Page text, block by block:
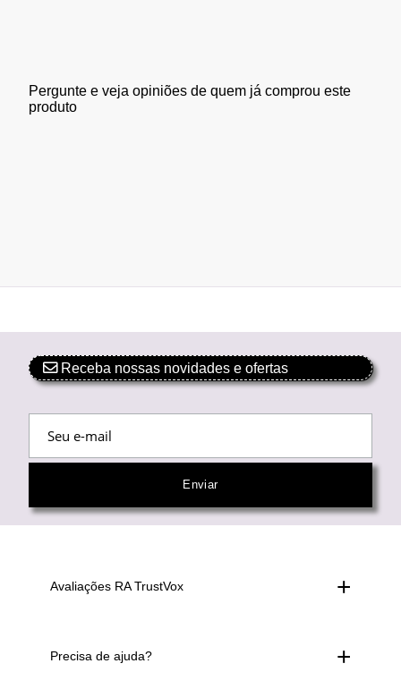
Pergunte e veja opiniões de quem já comprou este
produto
Receba nossas novidades e ofertas
Avaliações RA TrustVox
Precisa de ajuda?